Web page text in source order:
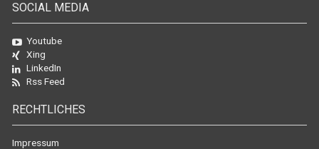
SOCIAL MEDIA
Youtube
Xing
LinkedIn
Rss Feed
RECHTLICHES
Impressum